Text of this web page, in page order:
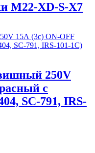
M22-XD-S-X7
250V
с
SC-791, IRS-